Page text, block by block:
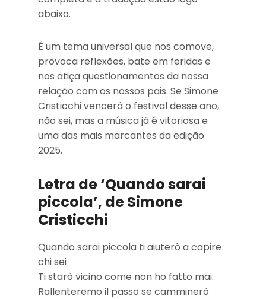
abaixo.
É um tema universal que nos comove,
provoca reflexões, bate em feridas e
nos atiça questionamentos da nossa
relação com os nossos pais. Se Simone
Cristicchi vencerá o festival desse ano,
não sei, mas a música já é vitoriosa e
uma das mais marcantes da edição
2025.
Letra de ‘Quando sarai
piccola’, de Simone
Cristicchi
Quando sarai piccola ti aiuterò a capire
chi sei
Ti starò vicino come non ho fatto mai.
Rallenteremo il passo se camminerò